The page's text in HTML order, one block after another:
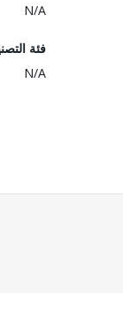
N/A
فئة
N/A